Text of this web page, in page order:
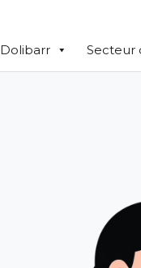
Dolibarr Secteur